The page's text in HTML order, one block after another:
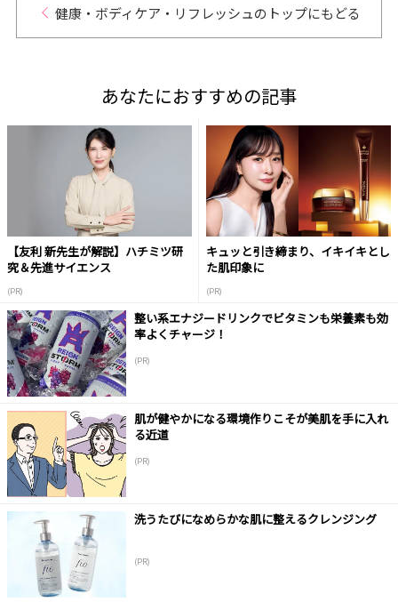
健康・ボディケア・リフレッシュのトップにもどる
あなたにおすすめの記事
【友利 新先生が解説】ハチミツ研
究＆先進サイエンス
(PR)
キュッと引き締まり、イキイキとし
た肌印象に
(PR)
整い系エナジードリンクでビタミンも栄養素も効
率よくチャージ！
(PR)
肌が健やかになる環境作りこそが美肌を手に入れ
る近道
(PR)
洗うたびになめらかな肌に整えるクレンジング
(PR)